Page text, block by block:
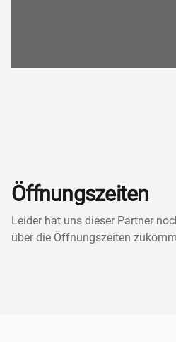
Öffnungszeiten
Leider hat uns dieser Partner
über die Öffnungszeiten